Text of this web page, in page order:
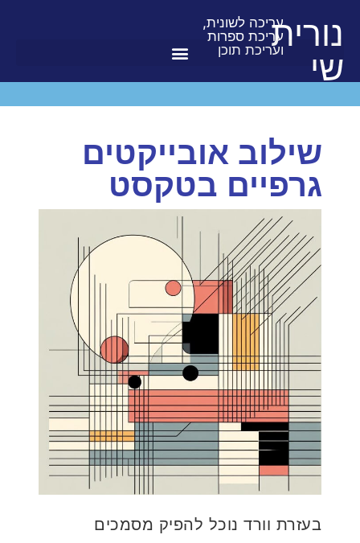
נורית
שי
עריכה לשונית,
עריכת ספרות
ועריכת תוכן
שילוב אובייקטים
גרפיים בטקסט
בעזרת וורד נוכל להפיק מסמכים